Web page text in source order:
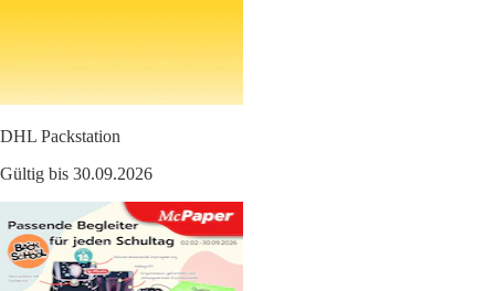
DHL Packstation
Gültig bis 30.09.2026